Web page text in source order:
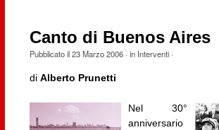
Canto di Buenos Aires
Pubblicato il23 Marzo 2006· in Interventi·
di Alberto Prunetti
Nel 30°
anniversario